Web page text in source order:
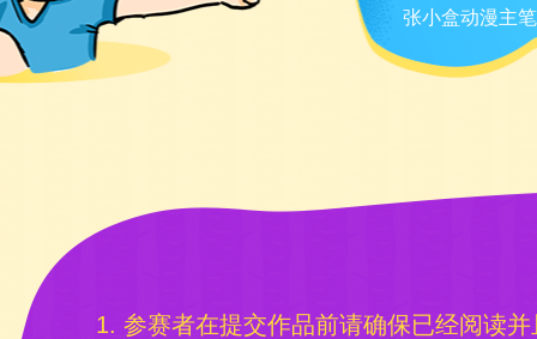
张小盒动漫主笔
1. 参赛者在提交作品前请确保已经阅读